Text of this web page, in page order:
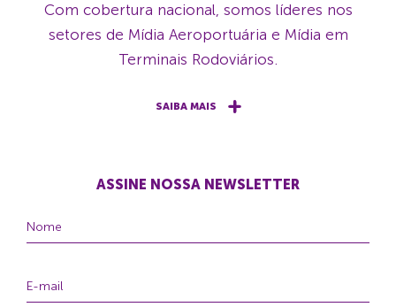
Com cobertura nacional, somos líderes nos
setores de Mídia Aeroportuária e Mídia em
Terminais Rodoviários.
SAIBA MAIS
ASSINE NOSSA NEWSLETTER